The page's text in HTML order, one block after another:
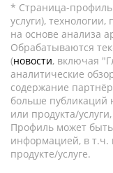
* Страница-
услуги),
на основе анализа
Обрабатываются
(новости, включая
аналитические
содержание
больше публикаций
или продукта/
Профиль может
информацией, в т.ч.
продукте/услуге.